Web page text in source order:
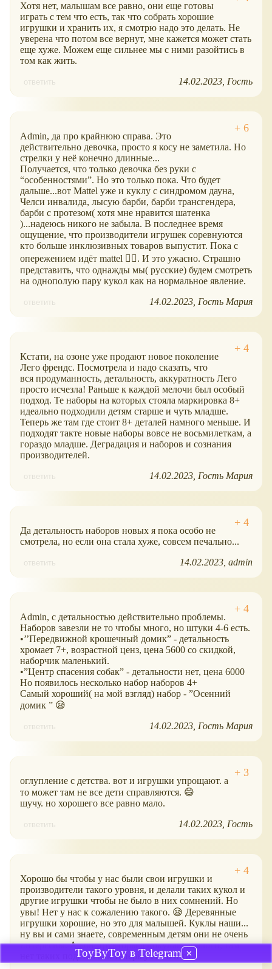
Хотя нет, малышам все равно, они еще готовы
играть с тем что есть, так что собрать хорошие
игрушки и хранить их, я смотрю надо это делать. Не
уверена что потом все вернут, мне кажется может стать
еще хуже. Можем еще сильнее мы с ними разойтись в
том как жить.
ответить 14.02.2023 Гость
Admin, да про крайнюю справа. Это
действительно девочка, просто я косу не заметила. Но
стрелки у неё конечно длинные...
Получается, что только девочка без руки с
“особенностями”. Но это только пока. Что будет
дальше...вот Mattel уже и куклу с синдромом дауна,
Челси инвалида, лысую барби, барби трансгендера,
барби с протезом( хотя мне нравится шатенка
)...надеюсь никого не забыла. В последнее время
ощущение, что производители игрушек соревнуются
кто больше инклюзивных товаров выпустит. Пока с
опережением идёт mattel 🤦‍♀️. И это ужасно. Страшно
представить, что однажды мы( русские) будем смотреть
на однополую пару кукол как на нормальное явление.
ответить 14.02.2023 Гость Мария
Кстати, на озоне уже продают новое поколение
Лего френдс. Посмотрела и надо сказать, что
вся продуманность, детальность, аккуратность Лего
просто исчезла! Раньше к каждой мелочи был особый
подход. Те наборы на которых стояла маркировка 8+
идеально подходили детям старше и чуть младше.
Теперь же там где стоит 8+ деталей намного меньше. И
подходят такте новые наборы вовсе не восьмилеткам, а
гораздо младше. Деградация и наборов и сознания
производителей.
ответить 14.02.2023 Гость Мария
Да детальность наборов новых я пока особо не
смотрела, но если она стала хуже, совсем печально...
ответить 14.02.2023 admin
Admin, с детальностью действительно проблемы.
Наборов завезли не то чтобы много, но штуки 4-6 есть.
•’’Передвижной крошечный домик” - детальность
хромает 7+, возрастной ценз, цена 5600 со скидкой,
наборчик маленький.
•”Центр спасения собак” - детальности нет, цена 6000
Но появилось несколько набор наборов 4+
Самый хороший( на мой взгляд) набор - ”Осенний
домик ” 😪
ответить 14.02.2023 Гость Мария
оглупление с детства. вот и игрушки упрощают. а
то может там не все дети справляются. 😄
шучу. но хорошего все равно мало.
ответить 14.02.2023 Гость
Хорошо бы чтобы у нас были свои игрушки и
производители такого уровня, и делали таких кукол и
другие игрушки чтобы не было в них сомнений. Но
увы! Нет у нас к сожалению такого. 😪 Деревянные
игрушки хорошие, но это для малышей. Куклы наши...
ну вы и сами знаете, современным детям они не очень
интересны. А конструкторы я покупаю аналоги, там
нет таких подстав как теперь у Лего и тп.
ToyByToy в Telegram ✕